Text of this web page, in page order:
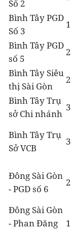
Số 2
Bình Tây PGD
Số 3
1
Bình Tây PGD
số 5
2
Bình Tây Siêu
thị Sài Gòn
2
Bình Tây Trụ
sở Chi nhánh
3
Bình Tây Trụ
Sở VCB
3
Đông Sài Gòn
- PGD số 6
2
Đông Sài Gòn
- Phan Đăng
1